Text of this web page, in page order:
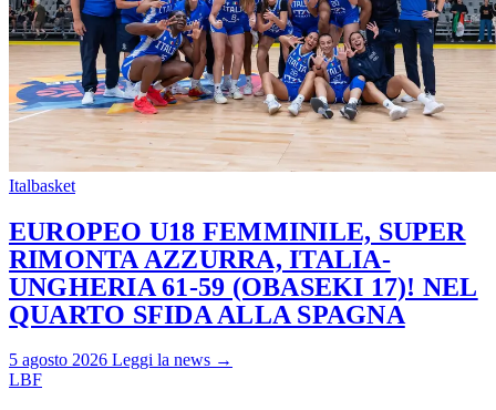
Italbasket
EUROPEO U18 FEMMINILE, SUPER
RIMONTA AZZURRA, ITALIA-
UNGHERIA 61-59 (OBASEKI 17)! NEL
QUARTO SFIDA ALLA SPAGNA
5 agosto 2026 Leggi la news →
LBF